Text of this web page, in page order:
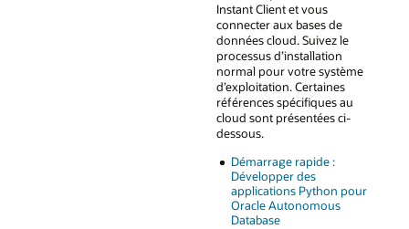
Instant Client et vous
connecter aux bases de
données cloud. Suivez le
processus d’installation
normal pour votre système
d’exploitation. Certaines
références spécifiques au
cloud sont présentées ci-
dessous.
Démarrage rapide :
Développer des
applications Python pour
Oracle Autonomous
Database